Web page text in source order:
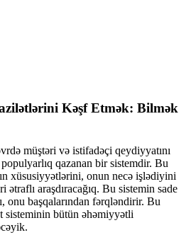
Kəşf Etmək: Bilmək
müştəri və istifadəçi qeydiyyatını
qazanan bir sistemdir. Bu
xüsusiyyətlərini, onun necə işlədiyini
araşdıracağıq. Bu sistemin sade
onu başqalarından fərqləndirir. Bu
sisteminin bütün əhəmiyyətli